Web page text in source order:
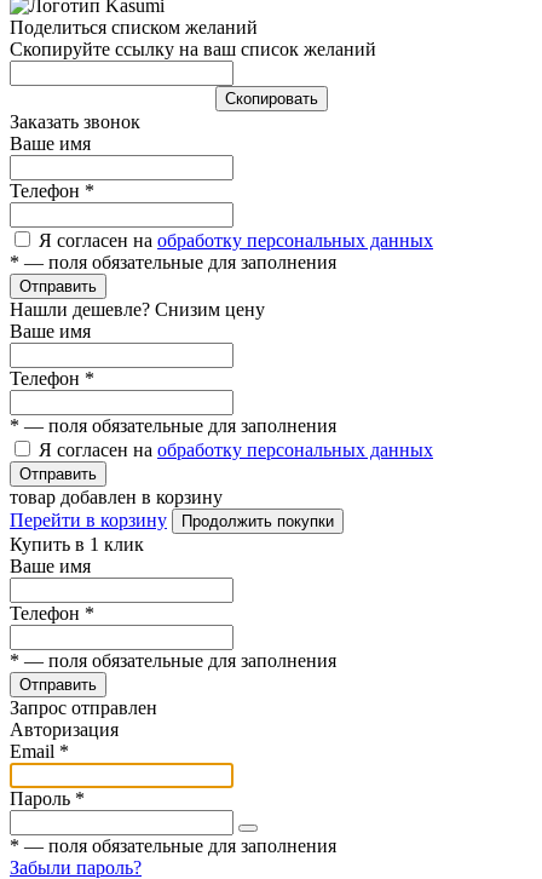
Поделиться списком желаний
Скопируйте ссылку на ваш список желаний
Cкопировать
Заказать звонок
Ваше имя
Телефон *
Я согласен на обработку персональных данных
* — поля обязательные для заполнения
Отправить
Нашли дешевле? Снизим цену
Ваше имя
Телефон *
* — поля обязательные для заполнения
Я согласен на обработку персональных данных
Отправить
товар добавлен в корзину
Перейти в корзину
Продолжить покупки
Купить в 1 клик
Ваше имя
Телефон *
* — поля обязательные для заполнения
Отправить
Запрос отправлен
Авторизация
Email *
Пароль *
* — поля обязательные для заполнения
Забыли пароль?